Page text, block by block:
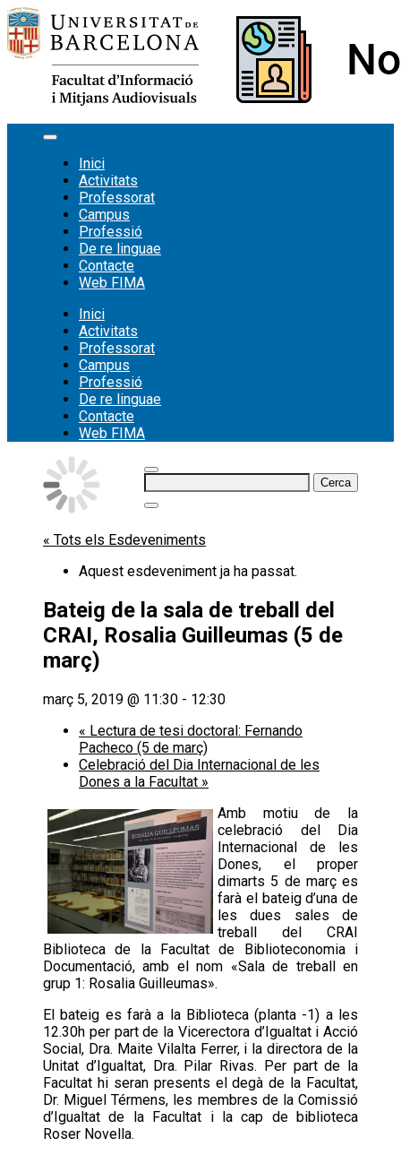
Vés
al
contingut
Inici
Activitats
Professorat
Campus
Professió
De re linguae
Contacte
Web FIMA
Inici
Activitats
Professorat
Campus
Professió
De re linguae
Contacte
Web FIMA
Cerca:
« Tots els Esdeveniments
Aquest esdeveniment ja ha passat.
Bateig de la sala de treball del
CRAI, Rosalia Guilleumas (5 de
març)
març 5, 2019 @ 11:30 - 12:30
« Lectura de tesi doctoral: Fernando
Pacheco (5 de març)
Celebració del Dia Internacional de les
Dones a la Facultat »
Amb motiu de la
celebració del Dia
Internacional de les
Dones, el proper
dimarts 5 de març es
farà el bateig d’una de
les dues sales de
treball del CRAI
Biblioteca de la Facultat de Biblioteconomia i
Documentació, amb el nom «Sala de treball en
grup 1: Rosalia Guilleumas».
El bateig es farà a la Biblioteca (planta -1) a les
12.30h per part de la Vicerectora d’Igualtat i Acció
Social, Dra. Maite Vilalta Ferrer, i la directora de la
Unitat d’Igualtat, Dra. Pilar Rivas. Per part de la
Facultat hi seran presents el degà de la Facultat,
Dr. Miguel Térmens, les membres de la Comissió
d’Igualtat de la Facultat i la cap de biblioteca
Roser Novella.